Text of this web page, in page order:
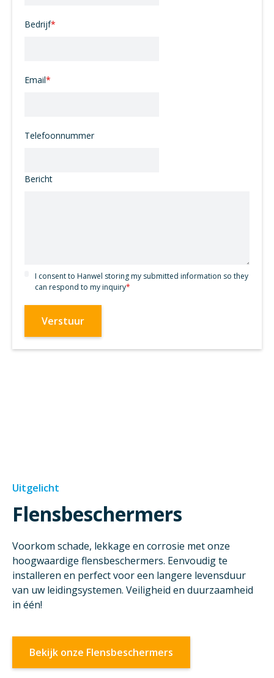
Bedrijf*
Email*
Telefoonnummer
Bericht
I consent to Hanwel storing my submitted information so they
can respond to my inquiry*
Uitgelicht
Flensbeschermers
Voorkom schade, lekkage en corrosie met onze
hoogwaardige flensbeschermers. Eenvoudig te
installeren en perfect voor een langere levensduur
van uw leidingsystemen. Veiligheid en duurzaamheid
in één!
Bekijk onze Flensbeschermers